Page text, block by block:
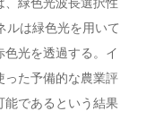
、緑色光波長選択性
ルは緑色光を用いて
光を透過する。イ
った予備的な農業評
であるという結果